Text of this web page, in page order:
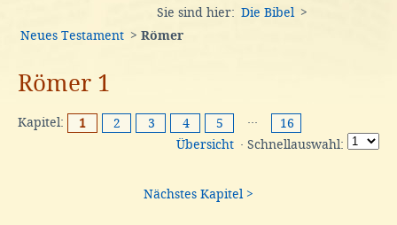
Sie sind hier: Die Bibel
>
Neues Testament > Römer
Römer 1
Kapitel: 1 2 3 4 5 ···
16
Übersicht · Schnellauswahl:
Nächstes Kapitel >